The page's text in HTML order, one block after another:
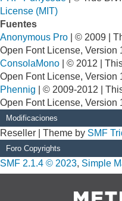
License (MIT)
Fuentes
Anonymous Pro | © 2009 |
Open Font License, Version
ConsolaMono | © 2012 |
Open Font License, Version
Phennig | © 2009-2012 |
Open Font License, Version
Modificaciones
Reseller | Theme by SMF
Foro Copyrights
SMF 2.1.4 © 2023, Simple